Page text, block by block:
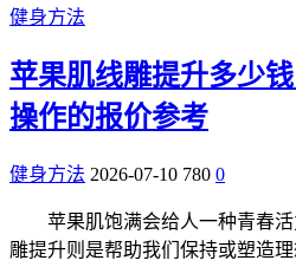
健身方法
苹果肌线雕提升多少
操作的报价参考
健身方法 2026-07-10 780 0
苹果肌饱满会给人一种青春活
雕提升则是帮助我们保持或塑造